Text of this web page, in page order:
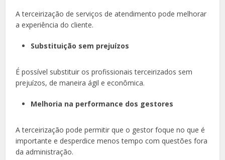
A terceirização de serviços de atendimento pode melhorar
a experiência do cliente.
Substituição sem prejuízos
É possível substituir os profissionais terceirizados sem
prejuízos, de maneira ágil e econômica.
Melhoria na performance dos gestores
A terceirização pode permitir que o gestor foque no que é
importante e desperdice menos tempo com questões fora
da administração.